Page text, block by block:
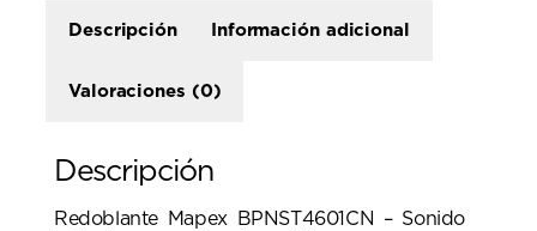
Descripción Información adicional
Valoraciones (0)
Descripción
Redoblante Mapex BPNST4601CN – Sonido